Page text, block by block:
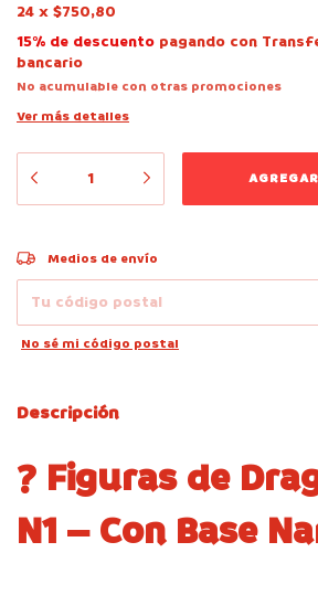
24 x $750,80
15% de descuento pagando con
bancario
No acumulable con otras promociones
Ver más detalles
Entregas para el CP:
Medios de envío
No sé mi código postal
Descripción
? Figuras de
N1 – Con Base